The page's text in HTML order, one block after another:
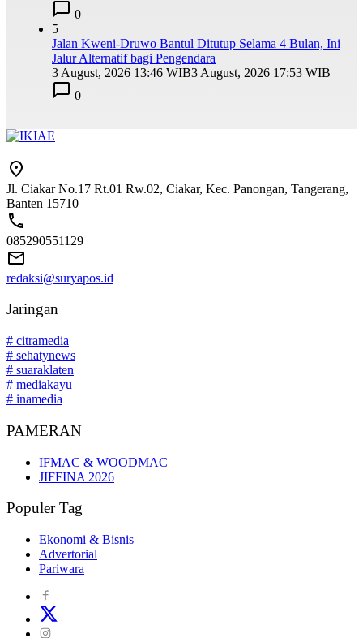
0
5
Jalan Kweni-Druwo Bantul Ditutup Selama 4 Bulan, Ini
Jalur Alternatif bagi Pengendara
3 August, 2026 13:46 WIB3 August, 2026 17:53 WIB
0
Jl. Ciakar No.17 Rt.01 Rw.02, Ciakar, Kec. Panongan, Tangerang,
Banten 15710
085290551129
redaksi@suryapos.id
Jaringan
# citramedia
# sehatynews
# suaraklaten
# mediakayu
# inamedia
PAMERAN
IFMAC & WOODMAC
JIFFINA 2026
Populer Tag
Ekonomi & Bisnis
Advertorial
Pariwara